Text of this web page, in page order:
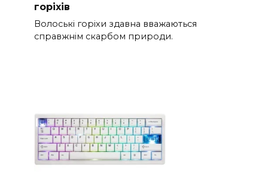
горіхів
Волоські горіхи здавна вважаються
справжнім скарбом природи.